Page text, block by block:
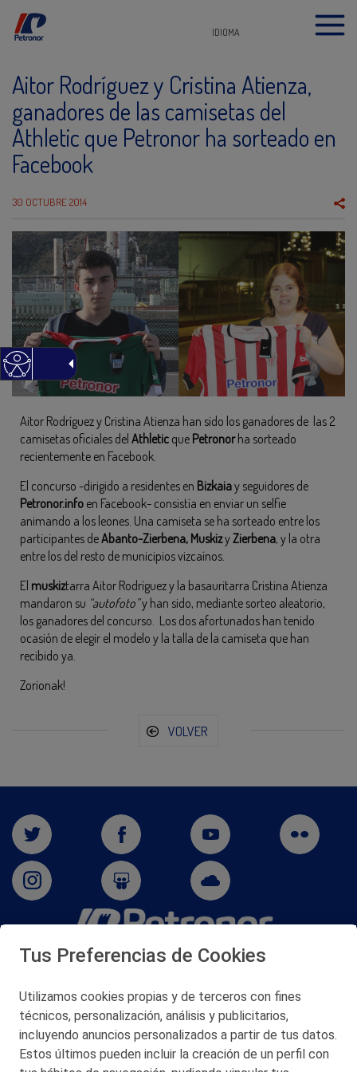
IDIOMA
Aitor Rodríguez y Cristina Atienza,
ganadores de las camisetas del
Athletic que Petronor ha sorteado en
Facebook
30 OCTUBRE 2014
Aitor Rodríguez y Cristina Atienza han sido los ganadores de las 2
camisetas oficiales del Athletic que Petronorha sorteado
recientemente en Facebook.
El concurso -dirigido a residentes en Bizkaiay seguidores de
Petronor.info en Facebook- consistía en enviar un selfie
animando a los leones. Una camiseta se ha sorteado entre los
participantes deAbanto-Zierbena, MuskizyZierbena, y la otra
entre los del resto de municipios vizcaínos.
El muskiztarra Aitor Rodríguez y la basauritarra Cristina Atienza
mandaron su “autofoto”y han sido, mediante sorteo aleatorio,
los ganadores del concurso. Los dos afortunados han tenido
ocasión de elegir el modelo y la talla de la camiseta que han
recibido ya.
Zorionak!
VOLVER
San Martín 5-Edificio Muñatones,
© 2026 Petronor S.A.
Tus Preferencias de Cookies
Utilizamos cookies propias y de terceros con fines
técnicos, personalización, análisis y publicitarios,
incluyendo anuncios personalizados a partir de tus datos.
Estos últimos pueden incluir la creación de un perfil con